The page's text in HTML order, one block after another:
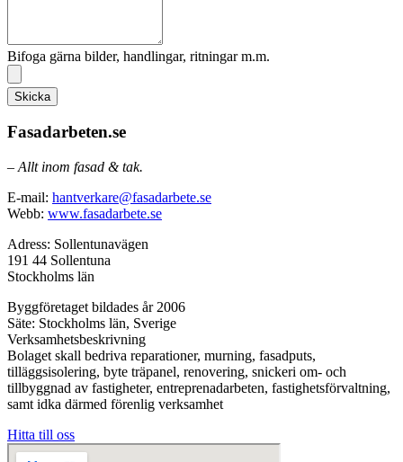
Bifoga gärna bilder, handlingar, ritningar m.m.
Skicka
Fasadarbeten.se
– Allt inom fasad & tak.
E-mail: hantverkare@fasadarbete.se
Webb: www.fasadarbete.se
Adress: Sollentunavägen
191 44 Sollentuna
Stockholms län
Byggföretaget bildades år 2006
Säte: Stockholms län, Sverige
Verksamhetsbeskrivning
Bolaget skall bedriva reparationer, murning, fasadputs,
tilläggsisolering, byte träpanel, renovering, snickeri om- och
tillbyggnad av fastigheter, entreprenadarbeten, fastighetsförvaltning,
samt idka därmed förenlig verksamhet
Hitta till oss